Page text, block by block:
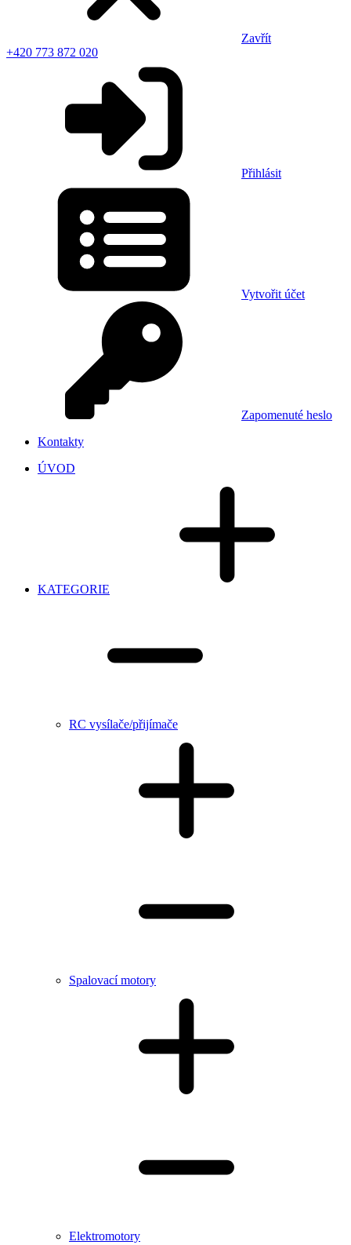
Zavřít
+420 773 872 020
Přihlásit
Vytvořit účet
Zapomenuté heslo
Kontakty
ÚVOD
KATEGORIE
RC vysílače/přijímače
Spalovací motory
Elektromotory